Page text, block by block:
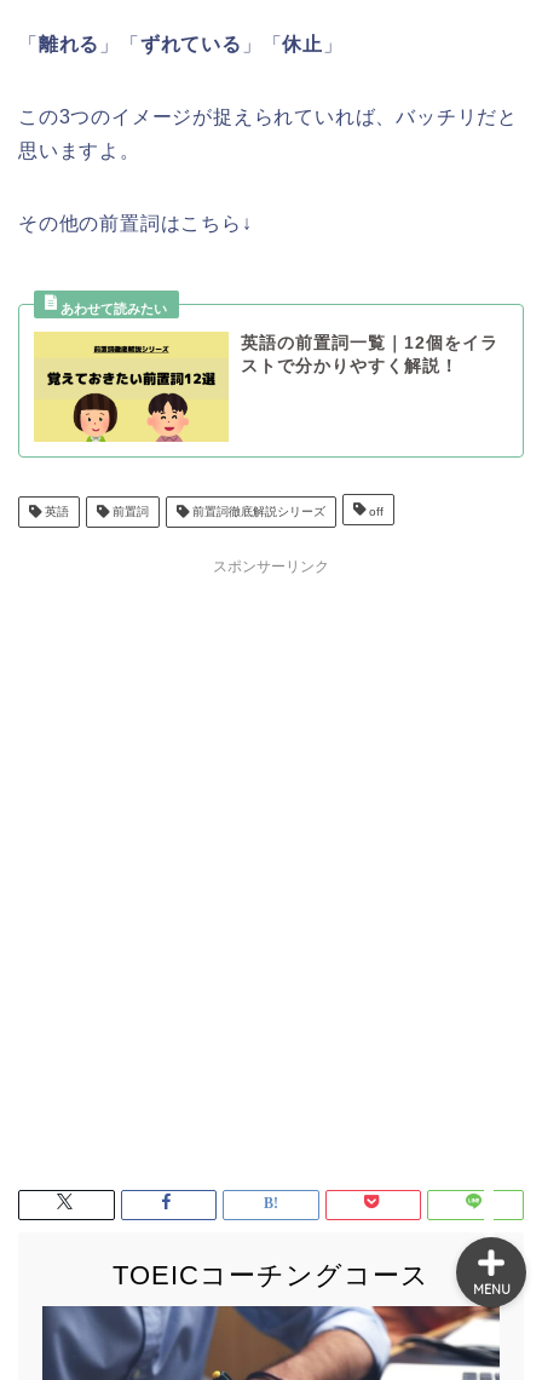
「 離れる 」「 ずれている 」「休止 」
この3つのイメージが捉えられていれば、バッチリだと
思いますよ。
その他の前置詞はこちら↓
英語の前置詞一覧｜12個をイラ
ストで分かりやすく解説！
英語 前置詞 前置詞徹底解説シリーズ off
スポンサーリンク
TOEICコーチングコース MENU